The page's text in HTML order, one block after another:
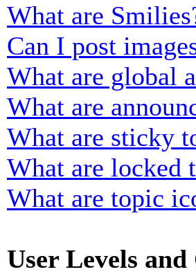
What are
Can I post
What are global
What are
What are sticky
What are locked
What are topic
User Levels and